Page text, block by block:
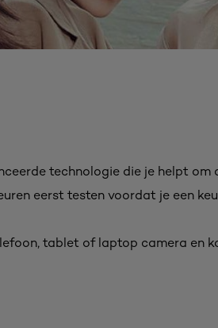
technologie die je helpt
eerst testen voordat je een
tablet of laptop camera en